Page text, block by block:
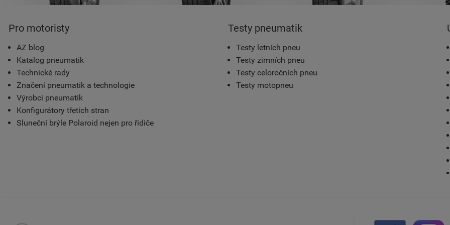
Pro motoristy
AZ blog
Katalog pneumatik
Technické rady
Značení pneumatik a technologie
Výrobci pneumatik
Konfigurátory třetích stran
Sluneční brýle Polaroid nejen pro řidiče
Testy pneumatik
Testy letních pneu
Testy zimních pneu
Testy celoročních pneu
Testy motopneu